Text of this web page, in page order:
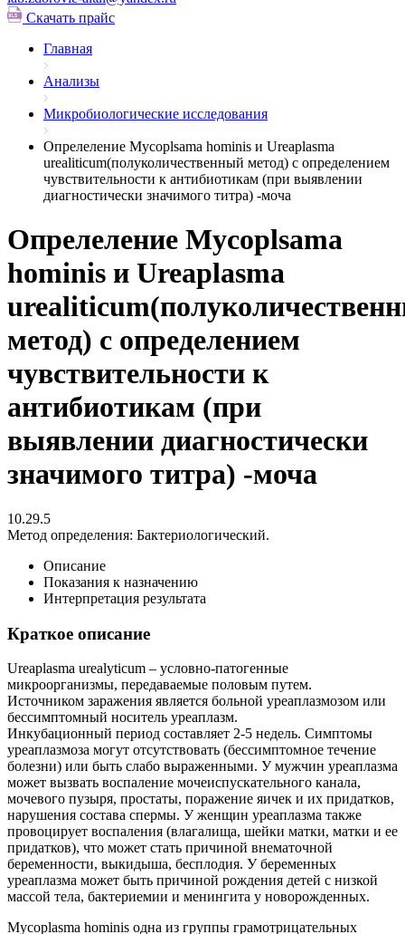
Скачать прайс
Главная
Анализы
Микробиологические исследования
Опрелеление Mycoplsama hominis и Ureaplasma
urealiticum(полуколичественный метод) с определением
чувствительности к антибиотикам (при выявлении
диагностически значимого титра) -моча
Опрелеление Mycoplsama
hominis и Ureaplasma
метод) с определением
чувствительности к
антибиотикам (при
выявлении диагностически
значимого титра) -моча
10.29.5
Метод определения: Бактериологический.
Описание
Показания к назначению
Интерпретация результата
Краткое описание
Ureaplasma urealyticum – условно-патогенные
микроорганизмы, передаваемые половым путем.
Источником заражения является больной уреаплазмозом или
бессимптомный носитель уреаплазм.
Инкубационный период составляет 2-5 недель. Симптомы
уреаплазмоза могут отсутствовать (бессимптомное течение
болезни) или быть слабо выраженными. У мужчин уреаплазма
может вызвать воспаление мочеиспускательного канала,
мочевого пузыря, простаты, поражение яичек и их придатков,
нарушения состава спермы. У женщин уреаплазма также
провоцирует воспаления (влагалища, шейки матки, матки и ее
придатков), что может стать причиной внематочной
беременности, выкидыша, бесплодия. У беременных
уреаплазма может быть причиной рождения детей с низкой
массой тела, бактериемии и менингита у новорожденных.
Mycoplasma hominis одна из группы грамотрицательных